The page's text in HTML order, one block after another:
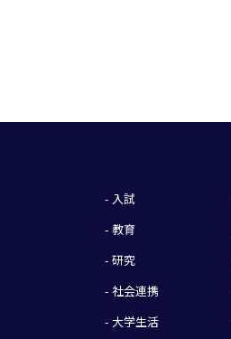
- 入試
- 教育
- 研究
- 社会連携
- 大学生活